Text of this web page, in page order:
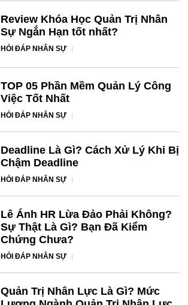
Review Khóa Học Quản Trị Nhân
Sự Ngắn Hạn tốt nhất?
HỎI ĐÁP NHÂN SỰ
TOP 05 Phần Mềm Quản Lý Công
Việc Tốt Nhất
HỎI ĐÁP NHÂN SỰ
Deadline Là Gì? Cách Xử Lý Khi Bị
Chậm Deadline
HỎI ĐÁP NHÂN SỰ
Lê Ánh HR Lừa Đảo Phải Không?
Sự Thật Là Gì? Bạn Đã Kiểm
Chứng Chưa?
HỎI ĐÁP NHÂN SỰ
Quản Trị Nhân Lực Là Gì? Mức